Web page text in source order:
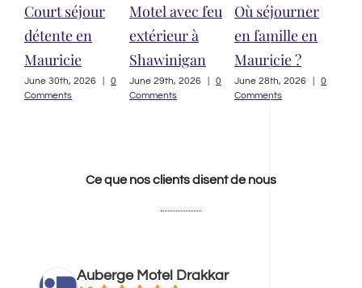
Motel avec feu
extérieur à
Shawinigan
June 29th, 2026
0
Comments
Où séjourner
en famille en
Mauricie ?
June 28th, 2026
0
Comments
Meilleur
hébergement
qualité prix
Mauricie